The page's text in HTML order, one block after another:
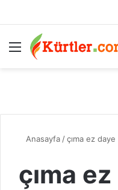
Menü
Anasayfa /çıma ez
çıma